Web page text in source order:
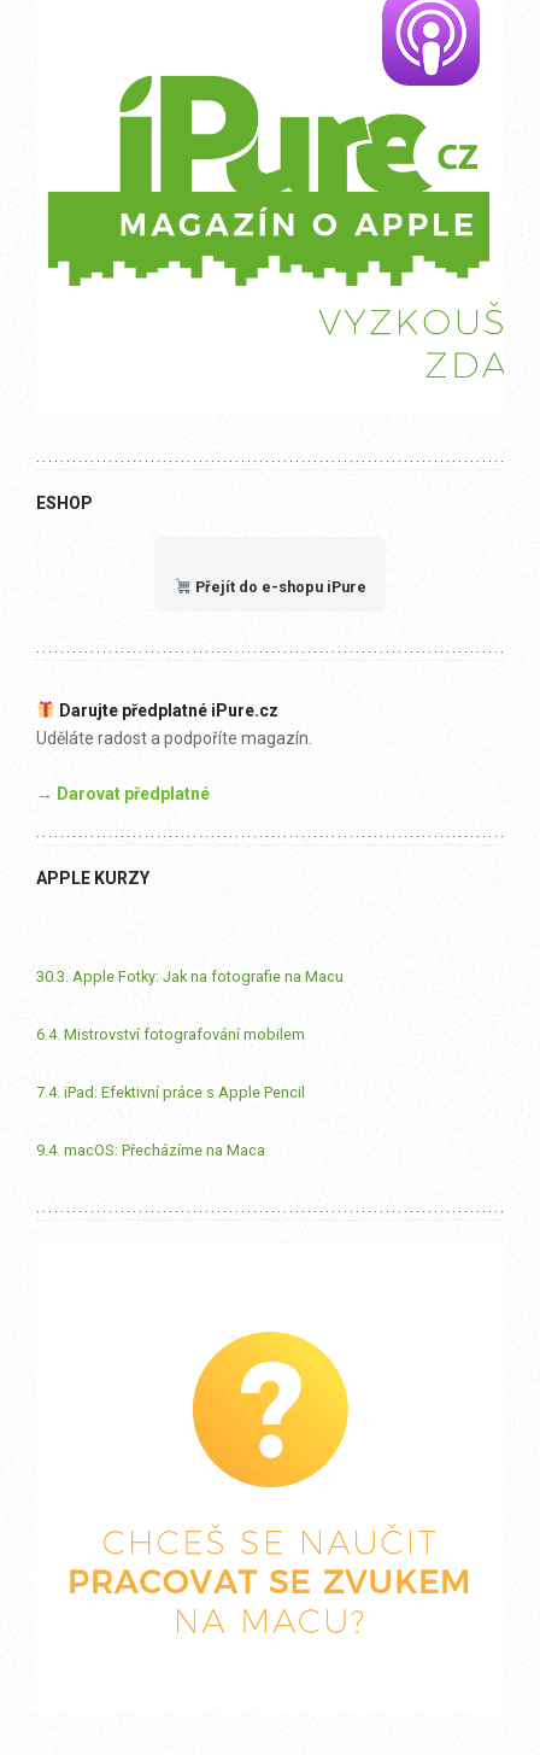
ESHOP
Přejít do e-shopu iPure
Darujte předplatné iPure.cz
Uděláte radost a podpoříte magazín.
→ Darovat předplatné
APPLE KURZY
30.3. Apple Fotky: Jak na fotografie na Macu
6.4. Mistrovství fotografování mobilem
7.4. iPad: Efektivní práce s Apple Pencil
9.4. macOS: Přecházíme na Maca